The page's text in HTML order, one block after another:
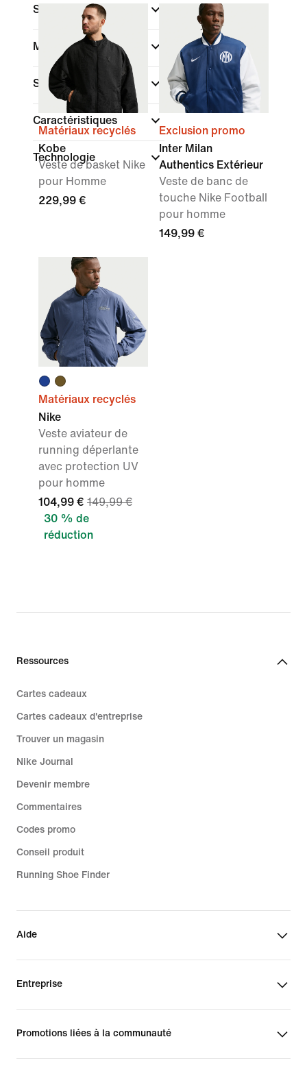
Sport
Marque
Style
Caractéristiques
Technologie
Matériaux recyclés
Kobe
Veste de basket Nike
pour Homme
229,99 €
Exclusion promo
Inter Milan
Authentics Extérieur
Veste de banc de
touche Nike Football
pour homme
149,99 €
Matériaux recyclés
Nike
Veste aviateur de
running déperlante
avec protection UV
pour homme
104,99 € 149,99 €
30 % de
réduction
Ressources
Cartes cadeaux
Cartes cadeaux d'entreprise
Trouver un magasin
Nike Journal
Devenir membre
Commentaires
Codes promo
Conseil produit
Running Shoe Finder
Aide
Entreprise
Promotions liées à la communauté